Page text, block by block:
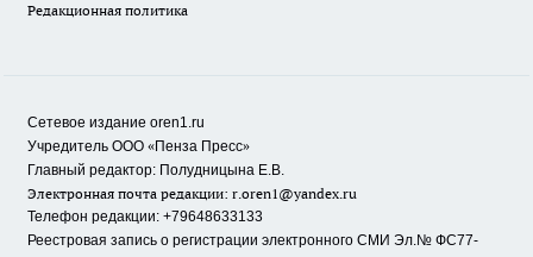
Редакционная политика
Сетевое издание oren1.ru
Учредитель ООО «Пенза Пресс»
Главный редактор: Полудницына Е.В.
Электронная почта редакции: r.oren1@yandex.ru
Телефон редакции: +79648633133
Реестровая запись о регистрации электронного СМИ Эл.№ ФС77-